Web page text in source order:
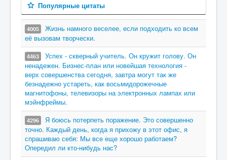
Популярные цитаты
4005
Жизнь намного веселее, если подходить ко всем
её вызовам творчески.
4463
Успех - скверный учитель. Он кружит голову. Он
ненадежен. Бизнес-план или новейшая технология -
верх совершенства сегодня, завтра могут так же
безнадежно устареть, как восьмидорожечные
магнитофоны, телевизоры на электронных лампах или
мэйнфреймы.
4296
Я боюсь потерпеть поражение. Это совершенно
точно. Каждый день, когда я прихожу в этот офис, я
спрашиваю себя: Мы все еще хорошо работаем?
Опередил ли кто-нибудь нас?